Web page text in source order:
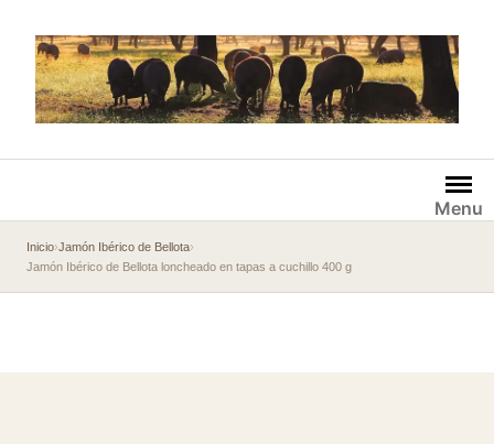
contenido
Menu
Inicio›Jamón Ibérico de Bellota›
Jamón Ibérico de Bellota loncheado en tapas a cuchillo 400 g